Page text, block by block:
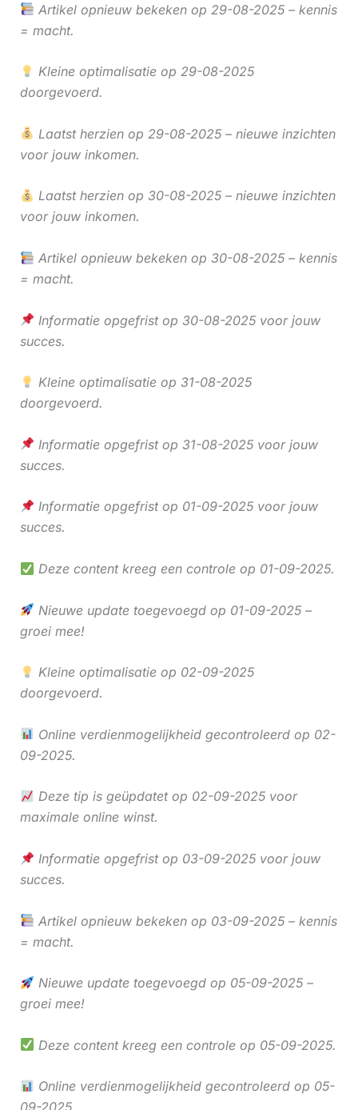
Artikel opnieuw bekeken op 29-08-2025 – kennis
= macht.
Kleine optimalisatie op 29-08-2025
doorgevoerd.
Laatst herzien op 29-08-2025 – nieuwe inzichten
voor jouw inkomen.
Laatst herzien op 30-08-2025 – nieuwe inzichten
voor jouw inkomen.
Artikel opnieuw bekeken op 30-08-2025 – kennis
= macht.
Informatie opgefrist op 30-08-2025 voor jouw
succes.
Kleine optimalisatie op 31-08-2025
doorgevoerd.
Informatie opgefrist op 31-08-2025 voor jouw
succes.
Informatie opgefrist op 01-09-2025 voor jouw
succes.
Deze content kreeg een controle op 01-09-2025.
Nieuwe update toegevoegd op 01-09-2025 –
groei mee!
Kleine optimalisatie op 02-09-2025
doorgevoerd.
Online verdienmogelijkheid gecontroleerd op 02-
09-2025.
Deze tip is geüpdatet op 02-09-2025 voor
maximale online winst.
Informatie opgefrist op 03-09-2025 voor jouw
succes.
Artikel opnieuw bekeken op 03-09-2025 – kennis
= macht.
Nieuwe update toegevoegd op 05-09-2025 –
groei mee!
Deze content kreeg een controle op 05-09-2025.
Online verdienmogelijkheid gecontroleerd op 05-